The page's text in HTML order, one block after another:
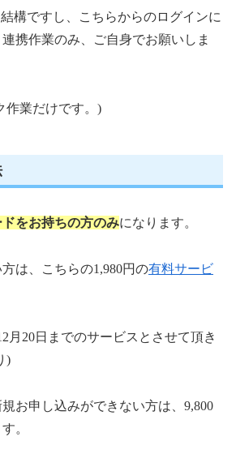
構ですし、こちらからのログインに
携作業のみ、ご自身でお願いしま
作業だけです。)
をお持ちの方のみになります。
は、こちらの1,980円の有料サービ
月20日までのサービスとさせて頂き
)
お申し込みができない方は、9,800
。